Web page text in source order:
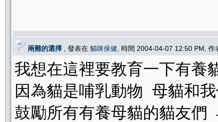
兩難的選擇 , 發表在 貓咪保健 , 時間 2004-04-07 12:50 PM,
我想在這裡要教育一下有養
因為貓是哺乳動物 母貓和
鼓勵所有有養母貓的貓友